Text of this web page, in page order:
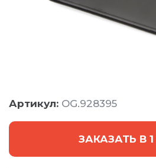
Артикул: OG.928395
ЗАКАЗАТЬ В